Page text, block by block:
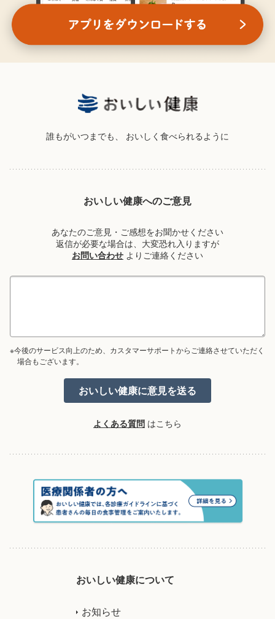
誰もがいつまでも、 おいしく食べられるように
おいしい健康へのご意見
あなたのご意見・ご感想をお聞かせください
返信が必要な場合は、大変恐れ入りますが
お問い合わせ よりご連絡ください
※今後のサービス向上のため、カスタマーサポートからご連絡させていただく
場合もございます。
よくある質問 はこちら
おいしい健康について
お知らせ